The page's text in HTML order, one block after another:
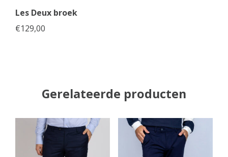
Les Deux broek
€129,00
Gerelateerde producten